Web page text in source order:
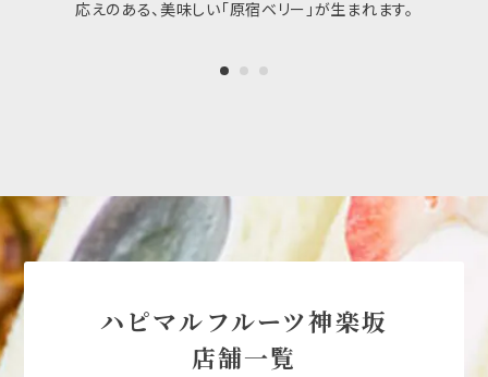
応えのある、美味しい「原宿ベリー」が生まれます。
ハピマルフルーツ神楽坂
店舗一覧